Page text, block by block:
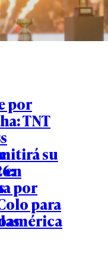
por
TNT
su
en
por
para